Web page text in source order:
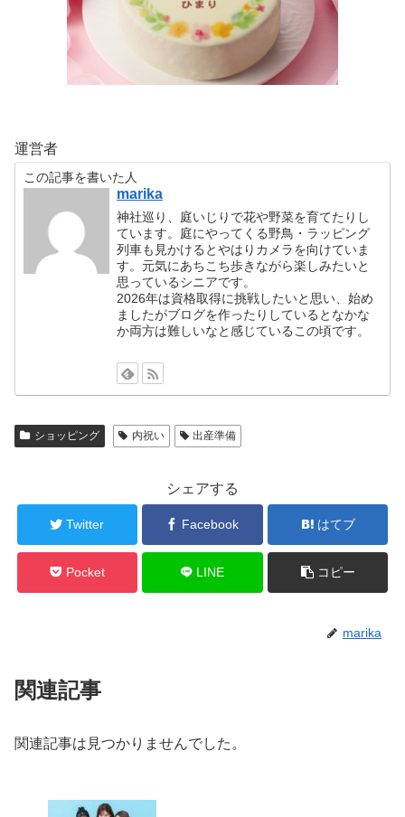
運営者
この記事を書いた人
marika
神社巡り、庭いじりで花や野菜を育てたりし
ています。庭にやってくる野鳥・ラッピング
列車も見かけるとやはりカメラを向けていま
す。元気にあちこち歩きながら楽しみたいと
思っているシニアです。
2026年は資格取得に挑戦したいと思い、始め
ましたがブログを作ったりしているとなかな
か両方は難しいなと感じているこの頃です。
ショッピング 内祝い 出産準備
シェアする
Twitter Facebook はてブ
Pocket LINE コピー
marika
関連記事
関連記事は見つかりませんでした。